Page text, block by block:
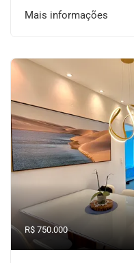
Mais informações
R$ 750.000